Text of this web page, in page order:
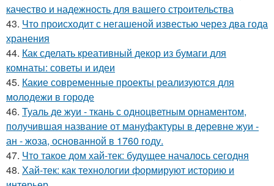
качество и надежность для вашего строительства
43. Что происходит с негашеной известью через два года
хранения
44. Как сделать креативный декор из бумаги для
комнаты: советы и идеи
45. Какие современные проекты реализуются для
молодежи в городе
46. Туаль де жуи - ткань с одноцветным орнаментом,
получившая название от мануфактуры в деревне жуи -
ан - жоза, основанной в 1760 году.
47. Что такое дом хай-тек: будущее началось сегодня
48. Хай-тек: как технологии формируют историю и